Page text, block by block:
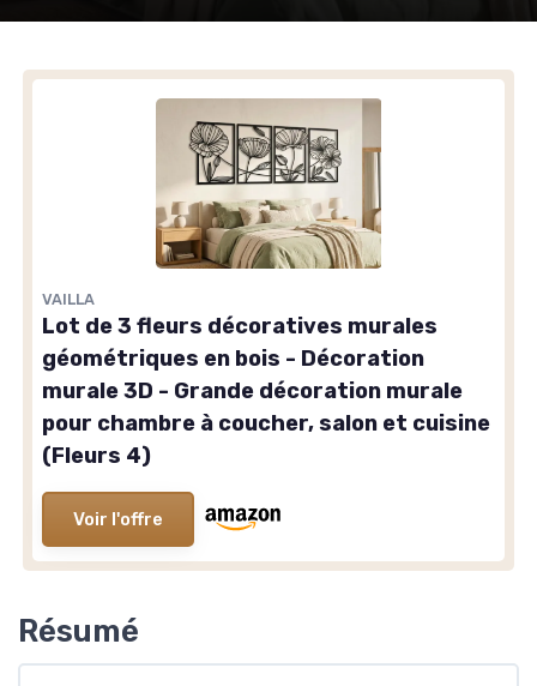
VAILLA
Lot de 3 fleurs décoratives murales
géométriques en bois - Décoration
murale 3D - Grande décoration murale
pour chambre à coucher, salon et cuisine
(Fleurs 4)
Voir l'offre
Résumé